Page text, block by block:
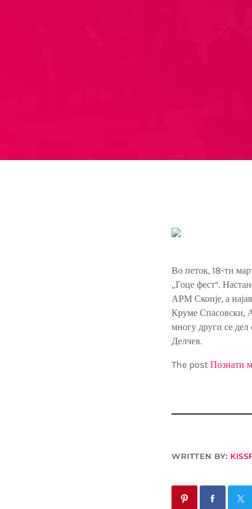
Во петок, 18-ти
„Гоце фест“.
АРМ Скопје, а
Круме Спасовски,
многу други се дел
Делчев.
The post Познати
WRITTEN BY: